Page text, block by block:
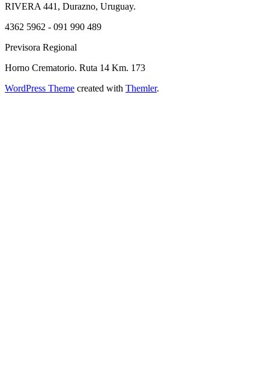
RIVERA 441, Durazno, Uruguay.
4362 5962 - 091 990 489
Previsora Regional
Horno Crematorio. Ruta 14 Km. 173
WordPress Theme created with Themler.